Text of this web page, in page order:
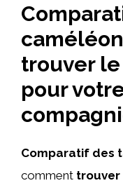
trouver
pour
Comparatif des
comment trouver